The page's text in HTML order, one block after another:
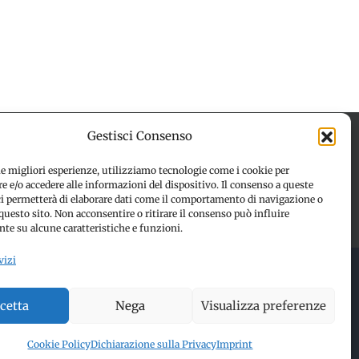
Gestisci Consenso
migliori esperienze, utilizziamo tecnologie come i cookie per
e/o accedere alle informazioni del dispositivo. Il consenso a queste
permetterà di elaborare dati come il comportamento di navigazione o
sito. Non acconsentire o ritirare il consenso può influire
su alcune caratteristiche e funzioni.
Nega Visualizza preferenze
Cookie PolicyDichiarazione sulla PrivacyImprint
Disconoscimento
| Made with ❤️ by